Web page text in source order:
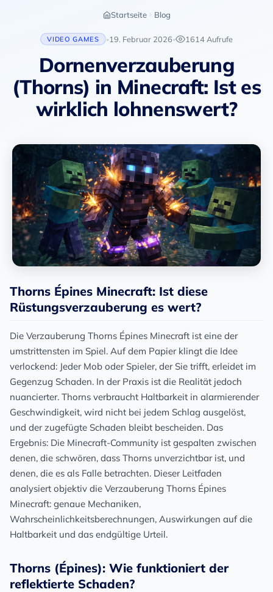
Startseite Blog
VIDEO GAMES • 19. Februar 2026• 1614 Aufrufe
Dornenverzauberung
(Thorns) in Minecraft: Ist es
wirklich lohnenswert?
Thorns Épines Minecraft: Ist diese
Rüstungsverzauberung es wert?
Die Verzauberung Thorns Épines Minecraft ist eine der
umstrittensten im Spiel. Auf dem Papier klingt die Idee
verlockend: Jeder Mob oder Spieler, der Sie trifft, erleidet im
Gegenzug Schaden. In der Praxis ist die Realität jedoch
nuancierter. Thorns verbraucht Haltbarkeit in alarmierender
Geschwindigkeit, wird nicht bei jedem Schlag ausgelöst,
und der zugefügte Schaden bleibt bescheiden. Das
Ergebnis: Die Minecraft-Community ist gespalten zwischen
denen, die schwören, dass Thorns unverzichtbar ist, und
denen, die es als Falle betrachten. Dieser Leitfaden
analysiert objektiv die Verzauberung Thorns Épines
Minecraft: genaue Mechaniken,
Wahrscheinlichkeitsberechnungen, Auswirkungen auf die
Haltbarkeit und das endgültige Urteil.
Thorns (Épines): Wie funktioniert der
reflektierte Schaden?